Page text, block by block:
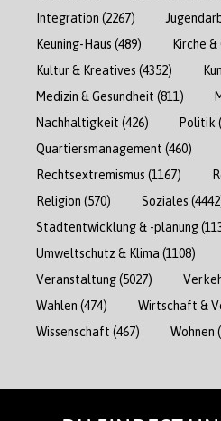
Integration (2267)
Keuning-Haus (489) Kirche &
Kultur & Kreatives (4352)
Medizin & Gesundheit (811)
Nachhaltigkeit (426) Politik
Quartiersmanagement (460)
Rechtsextremismus (1167)
Religion (570) Soziales
Stadtentwicklung & -planung
Umweltschutz & Klima (1108)
Veranstaltung(5027)
Wahlen (474) Wirtschaft &
Wissenschaft (467) Wohnen